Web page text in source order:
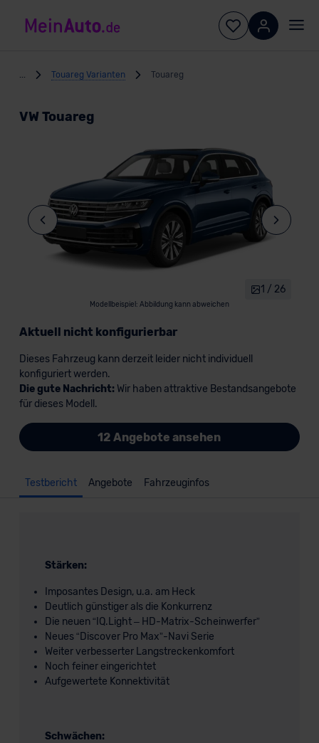
Touareg Varianten Touareg
VW Touareg
Modellbeispiel: Abbildung kann abweichen
1 / 26
Aktuell nicht konfigurierbar
Dieses Fahrzeug kann derzeit leider nicht individuell
konfiguriert werden.
Die gute Nachricht: Wir haben attraktive Bestandsangebote
für dieses Modell.
12 Angebote ansehen
Testbericht Angebote Fahrzeuginfos
Stärken:
Imposantes Design, u.a. am Heck
Deutlich günstiger als die Konkurrenz
Die neuen “IQ.Light – HD-Matrix-Scheinwerfer”
Neues “Discover Pro Max”-Navi Serie
Weiter verbesserter Langstreckenkomfort
Noch feiner eingerichtet
Aufgewertete Konnektivität
Schwächen: